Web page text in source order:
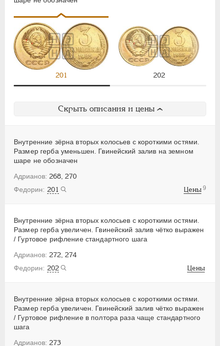
201 202
Скрыть описания и цены
Внутренние зёрна вторых колосьев с короткими остями.
Размер герба уменьшен. Гвинейский залив на земном
шаре не обозначен
268, 270
201
Цены 9
Внутренние зёрна вторых колосьев с короткими остями.
Размер герба увеличен. Гвинейский залив чётко выражен
/ Гуртовое рифление стандартного шага
272, 274
202
Цены
Внутренние зёрна вторых колосьев с короткими остями.
Размер герба увеличен. Гвинейский залив чётко выражен
/ Гуртовое рифление в полтора раза чаще стандартного
шага
273